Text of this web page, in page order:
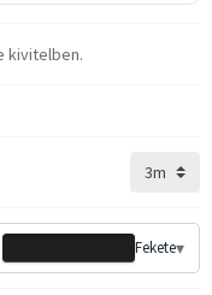
kivitelben.
Fekete▾